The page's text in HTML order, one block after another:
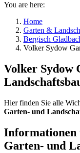
You are here:
Home
Garten &
Bergisch
Volker Sydow
Volker Sydow
Hier finden Sie alle
Garten- und
Informationen
Garten- und